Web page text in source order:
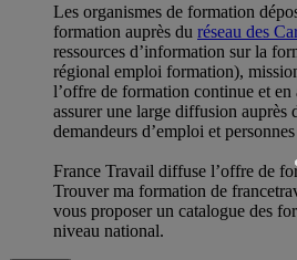
Les organismes de formation
formation auprès du réseau des
ressources d’information sur la
régional emploi formation),
l’offre de formation continue et en
assurer une large diffusion auprès
demandeurs d’emploi et
France Travail diffuse l’offre de
Trouver ma formation de
vous proposer un catalogue des
niveau national.